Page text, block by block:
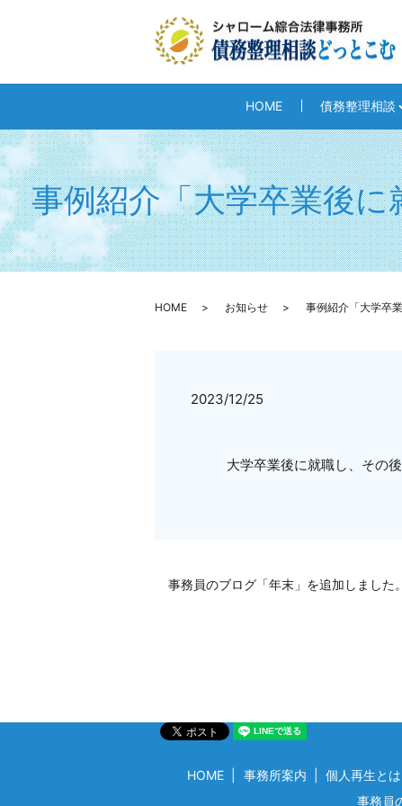
HOME 債務整理相談
事例紹介「大学卒業後
HOME お知らせ 事例紹介「大学卒
2023/12/25
大学卒業後に就職し、その
事務員のブログ「年末」を追加しました。
HOME 事務所案内 個人再生とは
事務員